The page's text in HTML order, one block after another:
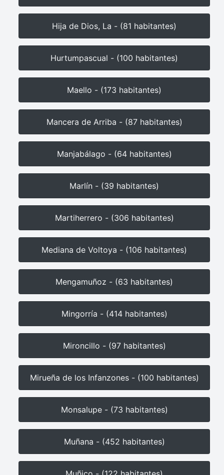
Hija de Dios, La - (81 habitantes)
Hurtumpascual - (100 habitantes)
Maello - (173 habitantes)
Mancera de Arriba - (87 habitantes)
Manjabálago - (64 habitantes)
Marlín - (39 habitantes)
Martiherrero - (306 habitantes)
Mediana de Voltoya - (106 habitantes)
Mengamuñoz - (63 habitantes)
Mingorría - (414 habitantes)
Mironcillo - (97 habitantes)
Mirueña de los Infanzones - (100 habitantes)
Monsalupe - (73 habitantes)
Muñana - (452 habitantes)